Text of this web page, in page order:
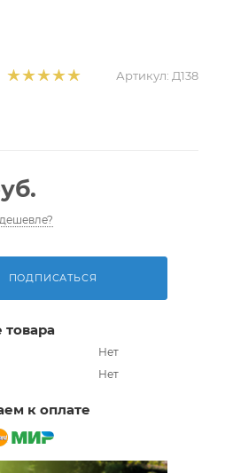
Артикул: Д138
ПОДПИСАТЬСЯ
Нет
Нет
к оплате